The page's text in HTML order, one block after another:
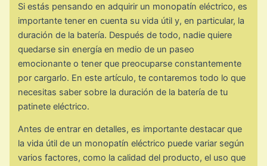
Si estás pensando en adquirir un monopatín eléctrico, es
importante tener en cuenta su vida útil y, en particular, la
duración de la batería. Después de todo, nadie quiere
quedarse sin energía en medio de un paseo
emocionante o tener que preocuparse constantemente
por cargarlo. En este artículo, te contaremos todo lo que
necesitas saber sobre la duración de la batería de tu
patinete eléctrico.
Antes de entrar en detalles, es importante destacar que
la vida útil de un monopatín eléctrico puede variar según
varios factores, como la calidad del producto, el uso que